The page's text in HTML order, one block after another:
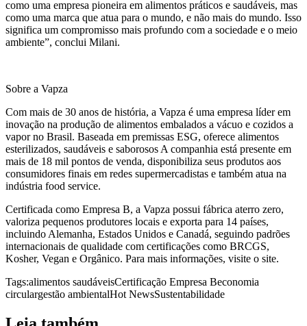
como uma empresa pioneira em alimentos práticos e saudáveis, mas
como uma marca que atua para o mundo, e não mais do mundo. Isso
significa um compromisso mais profundo com a sociedade e o meio
ambiente”, conclui Milani.
Sobre a Vapza
Com mais de 30 anos de história, a Vapza é uma empresa líder em
inovação na produção de alimentos embalados a vácuo e cozidos a
vapor no Brasil. Baseada em premissas ESG, oferece alimentos
esterilizados, saudáveis e saborosos A companhia está presente em
mais de 18 mil pontos de venda, disponibiliza seus produtos aos
consumidores finais em redes supermercadistas e também atua na
indústria food service.
Certificada como Empresa B, a Vapza possui fábrica aterro zero,
valoriza pequenos produtores locais e exporta para 14 países,
incluindo Alemanha, Estados Unidos e Canadá, seguindo padrões
internacionais de qualidade com certificações como BRCGS,
Kosher, Vegan e Orgânico. Para mais informações, visite o site.
Tags:alimentos saudáveisCertificação Empresa Beconomia
circulargestão ambientalHot NewsSustentabilidade